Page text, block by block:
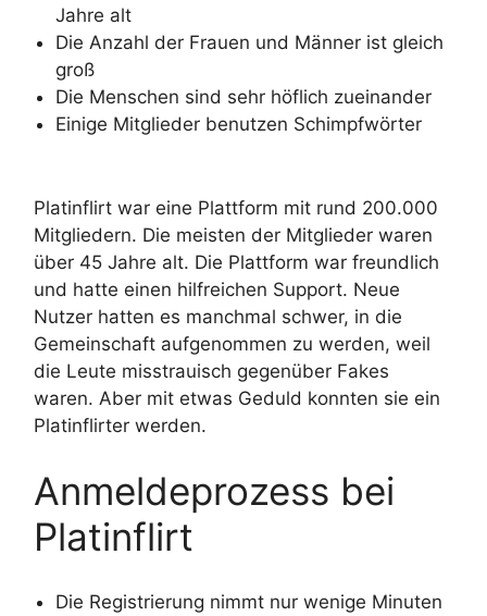
Jahre alt
Die Anzahl der Frauen und Männer ist gleich
groß
Die Menschen sind sehr höflich zueinander
Einige Mitglieder benutzen Schimpfwörter
Platinflirt war eine Plattform mit rund 200.000
Mitgliedern. Die meisten der Mitglieder waren
über 45 Jahre alt. Die Plattform war freundlich
und hatte einen hilfreichen Support. Neue
Nutzer hatten es manchmal schwer, in die
Gemeinschaft aufgenommen zu werden, weil
die Leute misstrauisch gegenüber Fakes
waren. Aber mit etwas Geduld konnten sie ein
Platinflirter werden.
Anmeldeprozess bei
Platinflirt
Die Registrierung nimmt nur wenige Minuten